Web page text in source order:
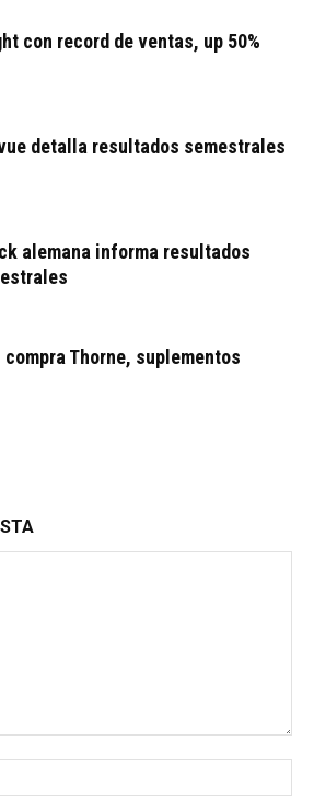
con record de ventas, up 50%
detalla resultados semestrales
alemana informa resultados
compra Thorne, suplementos